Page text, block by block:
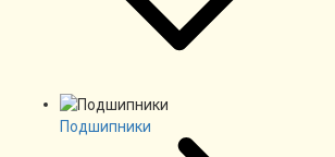
Подшипники